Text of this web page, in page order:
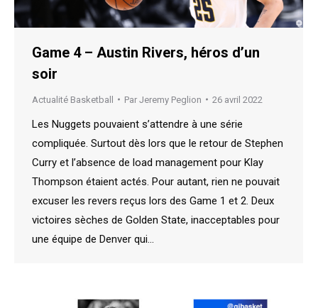
Game 4 – Austin Rivers, héros d’un
soir
Actualité Basketball Par Jeremy Peglion 26 avril 2022
Les Nuggets pouvaient s’attendre à une série
compliquée. Surtout dès lors que le retour de Stephen
Curry et l’absence de load management pour Klay
Thompson étaient actés. Pour autant, rien ne pouvait
excuser les revers reçus lors des Game 1 et 2. Deux
victoires sèches de Golden State, inacceptables pour
une équipe de Denver qui…